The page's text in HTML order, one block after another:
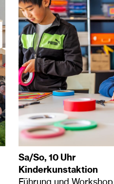
Sa/So, 10 Uhr
Kinderkunstaktion